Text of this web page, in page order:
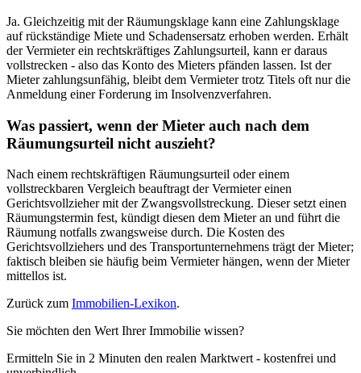
Ja. Gleichzeitig mit der Räumungsklage kann eine Zahlungsklage
auf rückständige Miete und Schadensersatz erhoben werden. Erhält
der Vermieter ein rechtskräftiges Zahlungsurteil, kann er daraus
vollstrecken - also das Konto des Mieters pfänden lassen. Ist der
Mieter zahlungsunfähig, bleibt dem Vermieter trotz Titels oft nur die
Anmeldung einer Forderung im Insolvenzverfahren.
Was passiert, wenn der Mieter auch nach dem
Räumungsurteil nicht auszieht?
Nach einem rechtskräftigen Räumungsurteil oder einem
vollstreckbaren Vergleich beauftragt der Vermieter einen
Gerichtsvollzieher mit der Zwangsvollstreckung. Dieser setzt einen
Räumungstermin fest, kündigt diesen dem Mieter an und führt die
Räumung notfalls zwangsweise durch. Die Kosten des
Gerichtsvollziehers und des Transportunternehmens trägt der Mieter;
faktisch bleiben sie häufig beim Vermieter hängen, wenn der Mieter
mittellos ist.
Zurück zum Immobilien-Lexikon.
Sie möchten den Wert Ihrer Immobilie wissen?
Ermitteln Sie in 2 Minuten den realen Marktwert - kostenfrei und